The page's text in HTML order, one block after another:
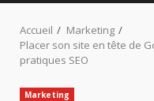
Accueil
Marketing
Placer son site en tête de
pratiques SEO
Marketing